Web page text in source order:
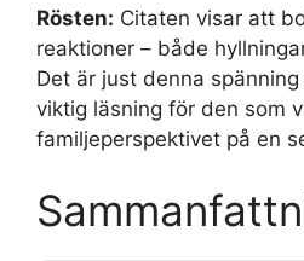
Rösten: Citaten visar att
reaktioner – både
Det är just denna
viktig läsning för den som
familjeperspektivet på en